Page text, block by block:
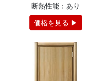
断熱性能：あり
価格を見る ▶